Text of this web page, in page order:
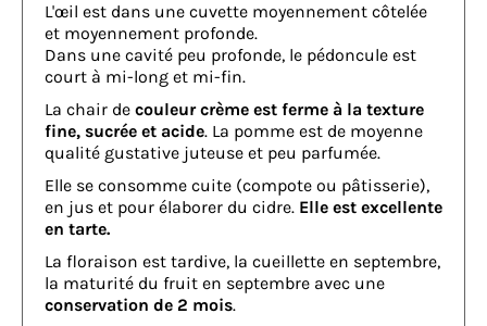
L'œil est dans une cuvette moyennement côtelée
et moyennement profonde.
Dans une cavité peu profonde, le pédoncule est
court à mi-long et mi-fin.
La chair de couleur crème est ferme à la texture
fine, sucrée et acide. La pomme est de moyenne
qualité gustative juteuse et peu parfumée.
Elle se consomme cuite (compote ou pâtisserie),
en jus et pour élaborer du cidre. Elle est excellente
en tarte.
La floraison est tardive, la cueillette en septembre,
la maturité du fruit en septembre avec une
conservation de 2 mois.